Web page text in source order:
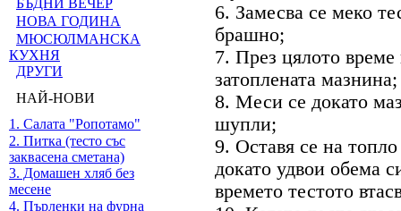
БЪДНИ ВЕЧЕР
НОВА ГОДИНА
МЮСЮЛМАНСКА
КУХНЯ
ДРУГИ
НАЙ-НОВИ
1. Салата "Ропотамо"
2. Питка (тесто със
заквасена сметана)
3. Домашен хляб без
месене
4. Пърленки на фурна
6. Замесва се меко
брашно;
7. През цялото време
затоплената мазнина;
8. Меси се докато
шупли;
9. Оставя се на
докато удвои обема
времето тестото